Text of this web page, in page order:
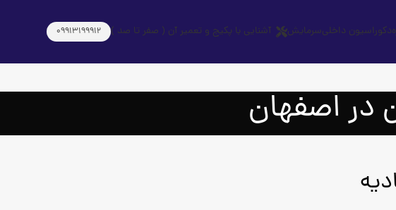
دکوراسیون داخلیسرمایش آشنایی با پکیج و تعمیر آن ( صفر تا صد ) 09913199912
در اصفهان